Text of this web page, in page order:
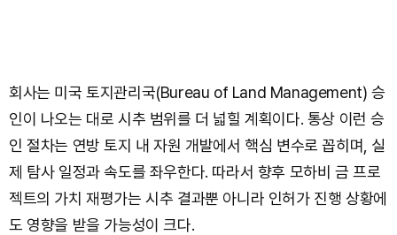
회사는 미국 토지관리국(Bureau of Land Management) 승
인이 나오는 대로 시추 범위를 더 넓힐 계획이다. 통상 이런 승
인 절차는 연방 토지 내 자원 개발에서 핵심 변수로 꼽히며, 실
제 탐사 일정과 속도를 좌우한다. 따라서 향후 모하비 금 프로
젝트의 가치 재평가는 시추 결과뿐 아니라 인허가 진행 상황에
도 영향을 받을 가능성이 크다.